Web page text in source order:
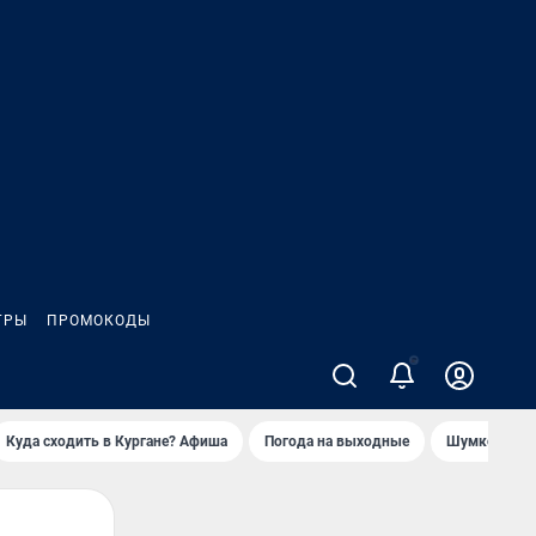
ПРОМОКОДЫ
Куда сходить в Кургане? Афиша Погода на выходные Шумков в